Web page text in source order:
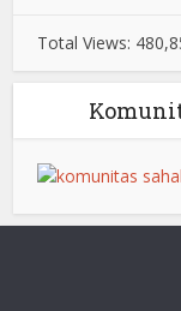
Total Views: